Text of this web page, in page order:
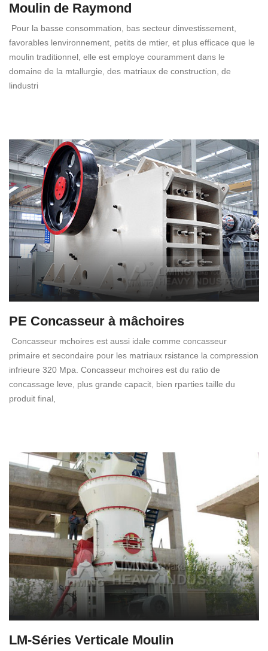
Moulin de Raymond
Pour la basse consommation, bas secteur dinvestissement,
favorables lenvironnement, petits de mtier, et plus efficace que le
moulin traditionnel, elle est employe couramment dans le
domaine de la mtallurgie, des matriaux de construction, de
lindustri
PE Concasseur à mâchoires
Concasseur mchoires est aussi idale comme concasseur
primaire et secondaire pour les matriaux rsistance la compression
infrieure 320 Mpa. Concasseur mchoires est du ratio de
concassage leve, plus grande capacit, bien rparties taille du
produit final,
LM-Séries Verticale Moulin